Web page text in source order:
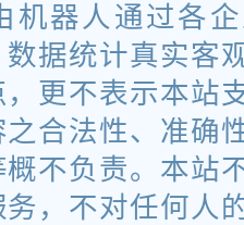
2018SR297472
2018SR297478
机器人通过各
据统计真实客
更不表示本站
合法性、准确
不负责。本站
，不对任何人